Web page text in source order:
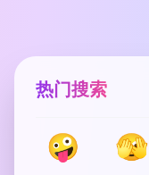
热门搜索
🤪 🫣